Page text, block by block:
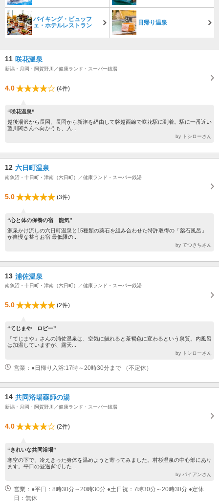
バイキング・ビュッフ
ェ・ホテルレストラン
日帰り温泉
11 咲花温泉
新潟・月岡・阿賀野川／健康ランド・スーパー銭湯
4.0 (4件)
“咲花温泉”
越後湯沢から長岡、長岡から新津を経由して磐越西線で咲花駅に到着。駅に一番近い
望川閣さんへ向かうも、入...
by トシローさん
12 六日町温泉
南魚沼・十日町・津南（六日町）／健康ランド・スーパー銭湯
5.0 (3件)
“心と体の保養の宿 龍気”
源泉かけ流しの六日町温泉と15種類の薬石を組み合わせた特許取得の「薬石風呂」
が自慢な整うお宿 最低限の...
by てつきちさん
13 浦佐温泉
南魚沼・十日町・津南（六日町）／健康ランド・スーパー銭湯
5.0 (2件)
“てじまや ロビー”
「てじまや」さんの浦佐温泉は、空気に触れると茶褐色に変わるという泉質。内風呂
は加温していますが、露天...
by トシローさん
営業：●日帰り入浴:17時～20時30分まで （不定休）
14 共同浴場薬師の湯
新潟・月岡・阿賀野川／健康ランド・スーパー銭湯
4.0 (2件)
“きれいな共同浴場”
寒空の下で、冷えきった身体を温めようと寄ってみました。村杉温泉の中心部にあり
ます。平日の昼過ぎでした...
by パイアンさん
営業：●平日：8時30分～20時30分 ●土日祝：7時30分～20時30分 ●定休
日：無休